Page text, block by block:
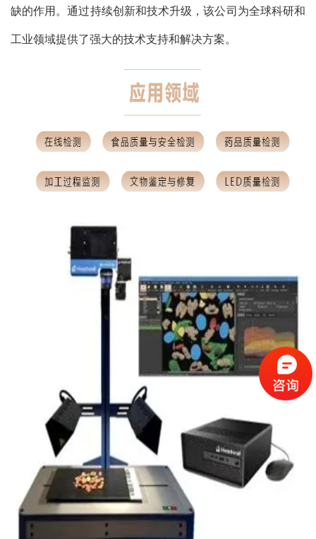
缺的作用。通过持续创新和技术升级，该公司为全球科研和
工业领域提供了强大的技术支持和解决方案。